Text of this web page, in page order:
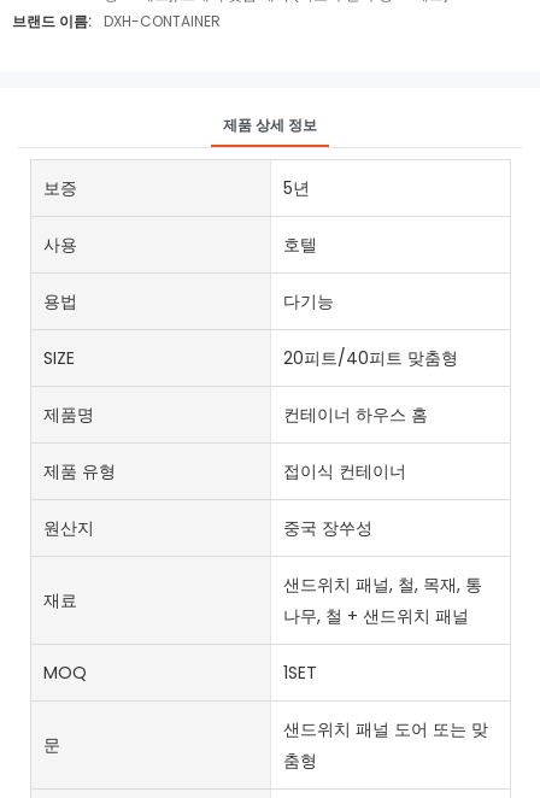
브랜드 이름:
DXH-CONTAINER
제품 상세 정보
보증 5년
사용 호텔
용법 다기능
SIZE 20피트/40피트 맞춤형
제품명 컨테이너 하우스 홈
제품 유형 접이식 컨테이너
원산지 중국 장쑤성
재료
샌드위치 패널, 철, 목재, 통
나무, 철 + 샌드위치 패널
MOQ 1SET
문
샌드위치 패널 도어 또는 맞
춤형